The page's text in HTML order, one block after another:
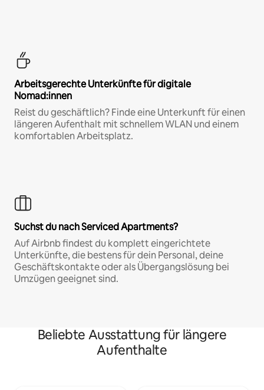
Arbeitsgerechte Unterkünfte für digitale
Nomad:innen
Reist du geschäftlich? Finde eine Unterkunft für einen
längeren Aufenthalt mit schnellem WLAN und einem
komfortablen Arbeitsplatz.
Suchst du nach Serviced Apartments?
Auf Airbnb findest du komplett eingerichtete
Unterkünfte, die bestens für dein Personal, deine
Geschäftskontakte oder als Übergangslösung bei
Umzügen geeignet sind.
Beliebte Ausstattung für längere
Aufenthalte